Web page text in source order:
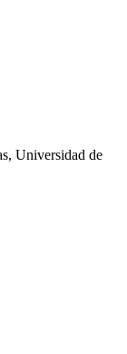
Universidad de